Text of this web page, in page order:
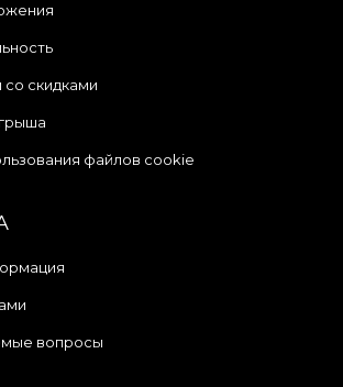
со скидками
файлов cookie
вопросы